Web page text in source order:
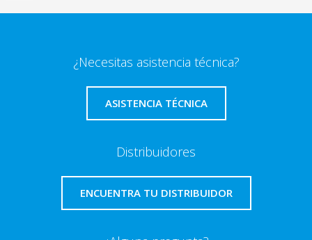
¿Necesitas asistencia técnica?
ASISTENCIA TÉCNICA
Distribuidores
ENCUENTRA TU DISTRIBUIDOR